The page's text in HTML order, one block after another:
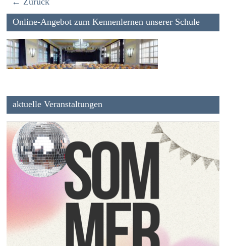
Online-Angebot zum Kennenlernen unserer Schule
aktuelle Veranstaltungen